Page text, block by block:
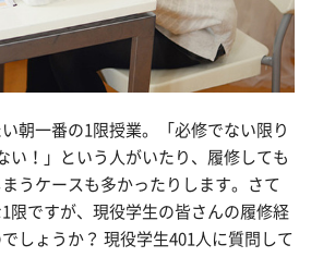
朝一番の1限授業。「必修でない限り
い！」という人がいたり、履修しても
うケースも多かったりします。さて
限ですが、現役学生の皆さんの履修経
しょうか？ 現役学生401人に質問して